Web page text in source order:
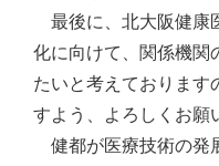
最後に、北大阪健康
化に向けて、関係機関
たいと考えております
すよう、よろしくお願
健都が医療技術の発